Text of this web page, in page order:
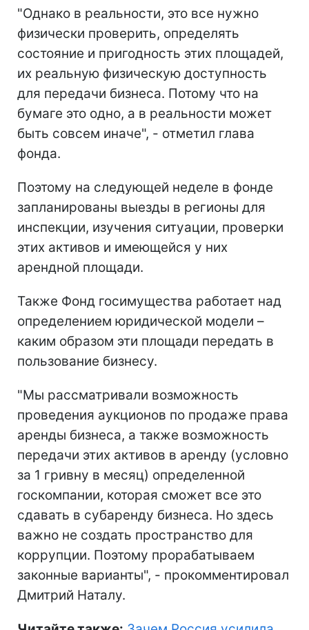
"Однако в реальности, это все нужно
физически проверить, определять
состояние и пригодность этих площадей,
их реальную физическую доступность
для передачи бизнеса. Потому что на
бумаге это одно, а в реальности может
быть совсем иначе", - отметил глава
фонда.
Поэтому на следующей неделе в фонде
запланированы выезды в регионы для
инспекции, изучения ситуации, проверки
этих активов и имеющейся у них
арендной площади.
Также Фонд госимущества работает над
определением юридической модели –
каким образом эти площади передать в
пользование бизнесу.
"Мы рассматривали возможность
проведения аукционов по продаже права
аренды бизнеса, а также возможность
передачи этих активов в аренду (условно
за 1 гривну в месяц) определенной
госкомпании, которая сможет все это
сдавать в субаренду бизнеса. Но здесь
важно не создать пространство для
коррупции. Поэтому прорабатываем
законные варианты", - прокомментировал
Дмитрий Наталу.